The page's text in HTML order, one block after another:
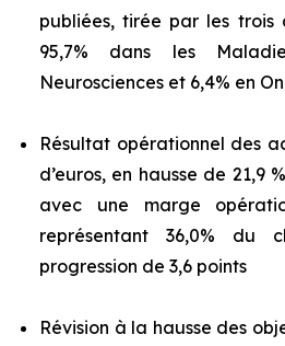
publiées, tirée par les trois
95,7% dans les
Neurosciences et 6,4% en
Résultat opérationnel des
d’euros, en hausse de 21,9
avec une marge
représentant 36,0% du
progression de 3,6 points
Révision à la hausse des